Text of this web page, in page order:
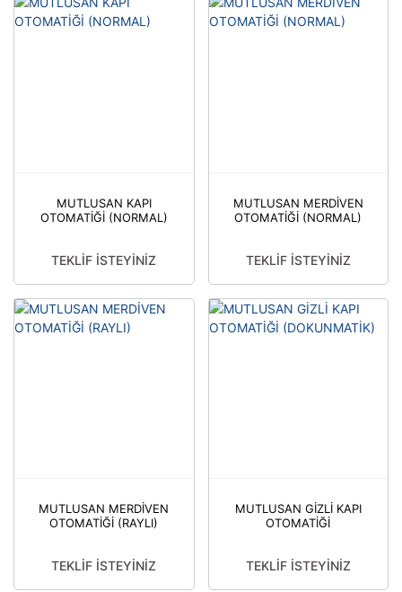
MUTLUSAN KAPI
OTOMATİĞİ (NORMAL)
TEKLİF İSTEYİNİZ
MUTLUSAN MERDİVEN
OTOMATİĞİ (NORMAL)
TEKLİF İSTEYİNİZ
MUTLUSAN MERDİVEN
OTOMATİĞİ (RAYLI)
TEKLİF İSTEYİNİZ
MUTLUSAN GİZLİ KAPI
OTOMATİĞİ
TEKLİF İSTEYİNİZ